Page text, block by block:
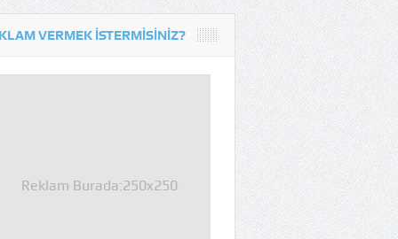
VERMEK İSTERMISINIZ?
Reklam Burada:250x250